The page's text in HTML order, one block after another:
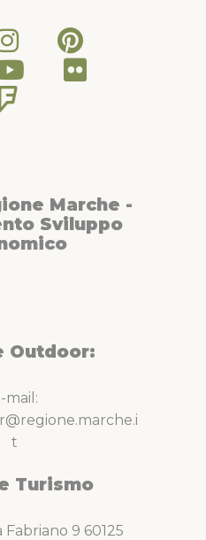
Marche -
Sviluppo
Outdoor:
mail:
t
Turismo
9 60125